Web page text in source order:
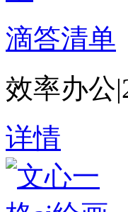
滴答清单
效率办公|
详情